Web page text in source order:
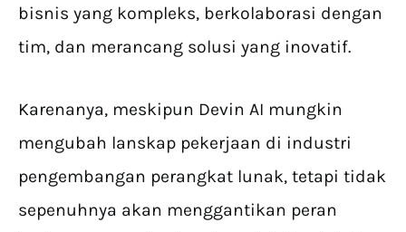
bisnis yang kompleks, berkolaborasi dengan
tim, dan merancang solusi yang inovatif.
Karenanya, meskipun Devin AI mungkin
mengubah lanskap pekerjaan di industri
pengembangan perangkat lunak, tetapi tidak
sepenuhnya akan menggantikan peran